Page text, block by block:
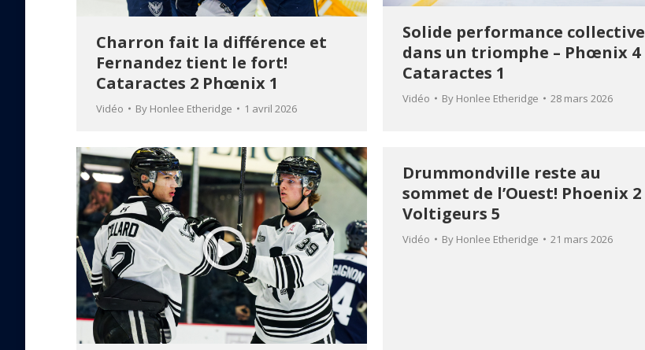
Charron fait la différence et
Fernandez tient le fort!
Cataractes 2 Phœnix 1
Vidéo By Honlee Etheridge 1 avril 2026
Solide performance collective
dans un triomphe – Phœnix 4
Cataractes 1
Vidéo By Honlee Etheridge 28 mars 2026
Drummondville reste au
sommet de l’Ouest! Phoenix 2
Voltigeurs 5
Vidéo By Honlee Etheridge 21 mars 2026